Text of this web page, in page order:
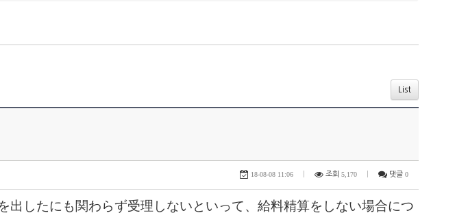
List
18-08-08 11:06 조회 5,170 댓글 0
出したにも関わらず受理しないといって、給料精算をしない場合につ